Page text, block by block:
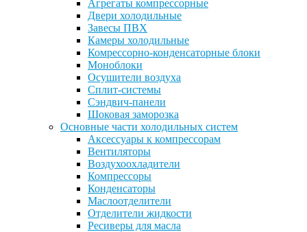
Агрегаты компрессорные
Двери холодильные
Завесы ПВХ
Камеры холодильные
Комрессорно-конденсаторные блоки
Моноблоки
Осушители воздуха
Сплит-системы
Сэндвич-панели
Шоковая заморозка
Основные части холодильных систем
Аксессуары к компрессорам
Вентиляторы
Воздухоохладители
Компрессоры
Конденсаторы
Маслоотделители
Отделители жидкости
Ресиверы для масла